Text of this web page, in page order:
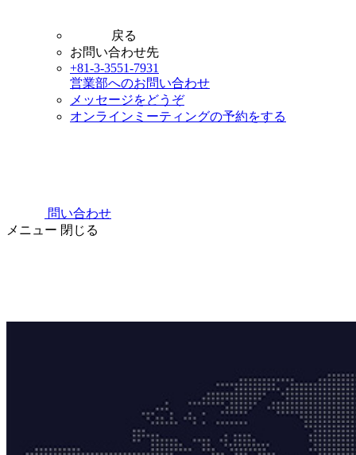
戻る
お問い合わせ先
+81-3-3551-7931
営業部へのお問い合わせ
メッセージをどうぞ
オンラインミーティングの予約をする
問い合わせ
メニュー 閉じる